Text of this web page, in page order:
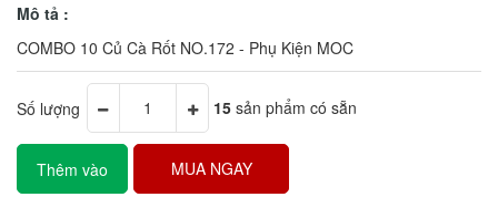
Mô tả :
COMBO 10 Củ Cà Rốt NO.172 - Phụ Kiện MOC
Số lượng 15 sản phẩm có sẵn
Thêm vào MUA NGAY